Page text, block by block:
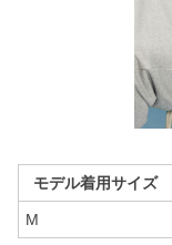
モデル着用サイズ
M